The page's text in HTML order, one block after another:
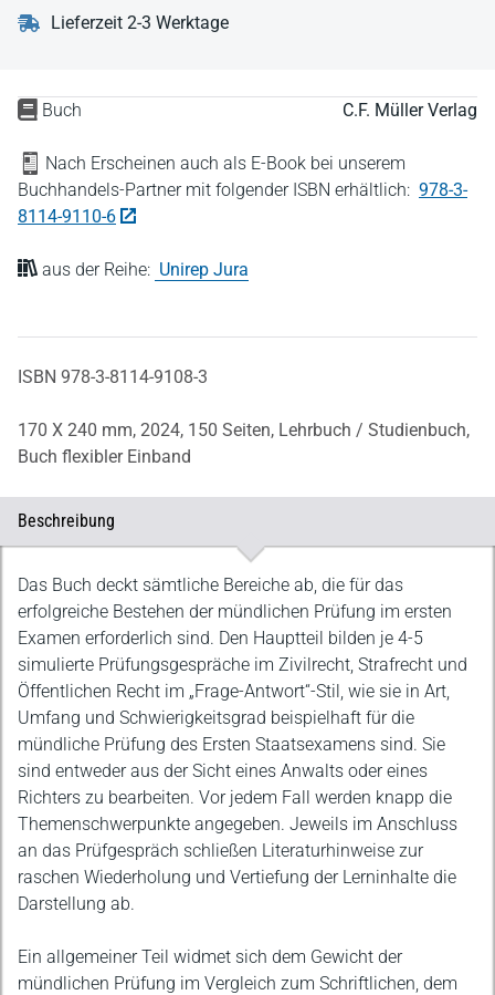
Buch C.F. Müller Verlag
Nach Erscheinen auch als E-Book bei unserem
Buchhandels-Partner mit folgender ISBN erhältlich: 978-3-
8114-9110-6
aus der Reihe: Unirep Jura
ISBN 978-3-8114-9108-3
170 X 240 mm, 2024, 150 Seiten, Lehrbuch / Studienbuch,
Buch flexibler Einband
Lieferzeit 2-3 Werktage
Beschreibung
Beschreibung
Das Buch deckt sämtliche Bereiche ab, die für das
erfolgreiche Bestehen der mündlichen Prüfung im ersten
Examen erforderlich sind. Den Hauptteil bilden je 4-5
simulierte Prüfungsgespräche im Zivilrecht, Strafrecht und
Öffentlichen Recht im „Frage-Antwort“-Stil, wie sie in Art,
Umfang und Schwierigkeitsgrad beispielhaft für die
mündliche Prüfung des Ersten Staatsexamens sind. Sie
sind entweder aus der Sicht eines Anwalts oder eines
Richters zu bearbeiten. Vor jedem Fall werden knapp die
Themenschwerpunkte angegeben. Jeweils im Anschluss
an das Prüfgespräch schließen Literaturhinweise zur
raschen Wiederholung und Vertiefung der Lerninhalte die
Darstellung ab.
Ein allgemeiner Teil widmet sich dem Gewicht der
mündlichen Prüfung im Vergleich zum Schriftlichen, dem